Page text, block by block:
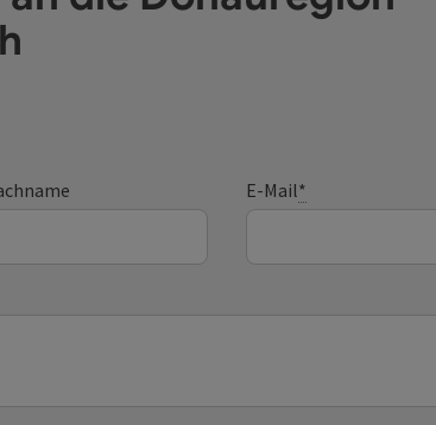
E-Mail*